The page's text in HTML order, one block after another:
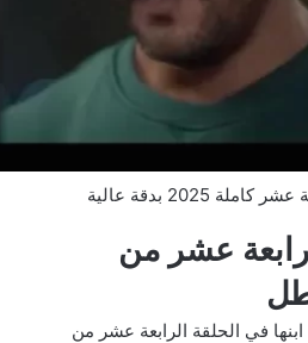
عشر من
في الحلقة الرابعة عشر من